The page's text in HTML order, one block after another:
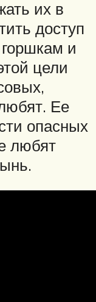
их в
доступ
и
цели
Ее
опасных
любят